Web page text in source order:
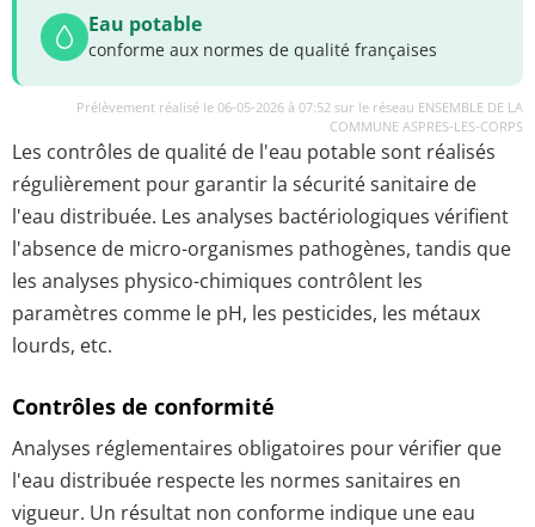
Eau potable
conforme aux normes de qualité françaises
Prélèvement réalisé le 06-05-2026 à 07:52 sur le réseau ENSEMBLE DE LA
COMMUNE ASPRES-LES-CORPS
Les contrôles de qualité de l'eau potable sont réalisés
régulièrement pour garantir la sécurité sanitaire de
l'eau distribuée. Les analyses bactériologiques vérifient
l'absence de micro-organismes pathogènes, tandis que
les analyses physico-chimiques contrôlent les
paramètres comme le pH, les pesticides, les métaux
lourds, etc.
Contrôles de conformité
Analyses réglementaires obligatoires pour vérifier que
l'eau distribuée respecte les normes sanitaires en
vigueur. Un résultat non conforme indique une eau